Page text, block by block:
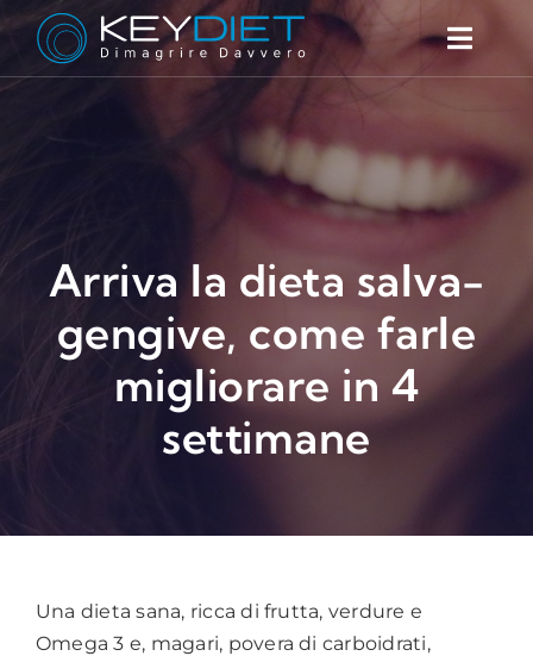
Salta
contenuto
Toggle
Blog
Contatti
Trova il centro
Arriva la dieta salva-
gengive, come farle
migliorare in 4
settimane
Una dieta sana, ricca di frutta, verdure e
Omega 3 e, magari, povera di carboidrati,